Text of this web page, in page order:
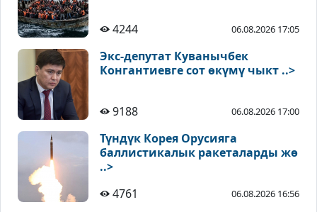
4244 06.08.2026 17:05
Экс-депутат Куванычбек
Конгантиевге сот өкүмү чыкт ..>
9188 06.08.2026 17:00
Түндүк Корея Орусияга
баллистикалык ракеталарды жө
..>
4761
06.08.2026 16:56